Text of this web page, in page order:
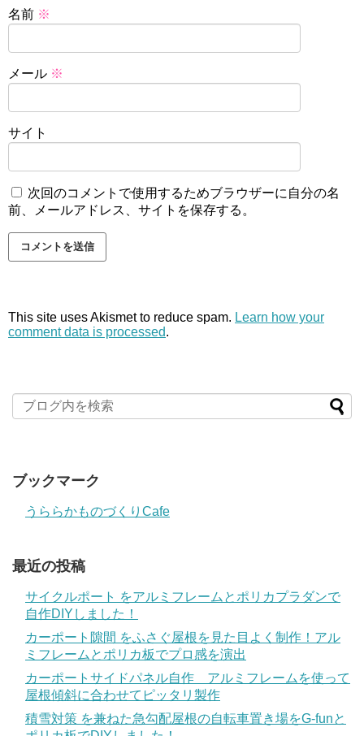
名前 ※
メール ※
サイト
次回のコメントで使用するためブラウザーに自分の名
前、メールアドレス、サイトを保存する。
This site uses Akismet to reduce spam. Learn how your
comment data is processed.
ブックマーク
うららかものづくりCafe
最近の投稿
サイクルポート をアルミフレームとポリカプラダンで
自作DIYしました！
カーポート隙間 をふさぐ屋根を見た目よく制作！アル
ミフレームとポリカ板でプロ感を演出
カーポートサイドパネル自作 アルミフレームを使って
屋根傾斜に合わせてピッタリ製作
積雪対策 を兼ねた急勾配屋根の自転車置き場をG-funと